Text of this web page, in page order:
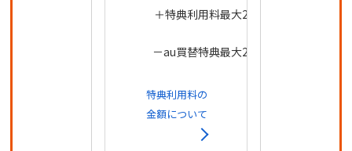
＋特典利用料最大22,000
－au買替特典最大22,000
特典利用料の
金額について